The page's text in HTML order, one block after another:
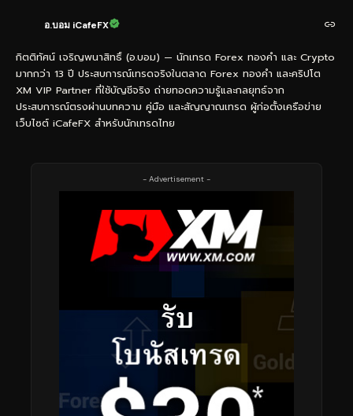
อ.บอม iCafeFX
กิตติทัศน์ เจริญพนาสิทธิ์ (อ.บอม) — นักเทรด Forex ทองคำ และ Crypto
มากกว่า 13 ปี ประสบการณ์เทรดจริงในตลาด Forex ทองคำ และคริปโต
XM VIP Partner ที่ใช้บัญชีจริง ถ่ายทอดความรู้และกลยุทธ์จาก
ประสบการณ์ตรงผ่านบทความ คู่มือ และสัญญาณเทรด ผู้ก่อตั้งเครือข่าย
เว็บไซต์ iCafeFX สำหรับนักเทรดไทย
- Advertisement -